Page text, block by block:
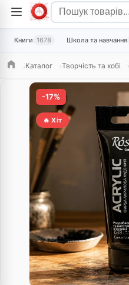
Книги 1678 Школа та навчання
ГоловнаКаталог Творчість та хобі
-17%
🔥 Хіт